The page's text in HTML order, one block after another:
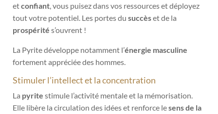
etconfiant, vous puisez dans vos ressources et déployez
tout votre potentiel. Les portes dusuccèset de la
prospérités’ouvrent !
La Pyrite développe notamment l’énergie masculine
fortement appréciée des hommes.
Stimuler l’intellect et la concentration
La pyrite stimule l’activité mentale et la mémorisation.
Elle libère la circulation des idées et renforce lesens de la